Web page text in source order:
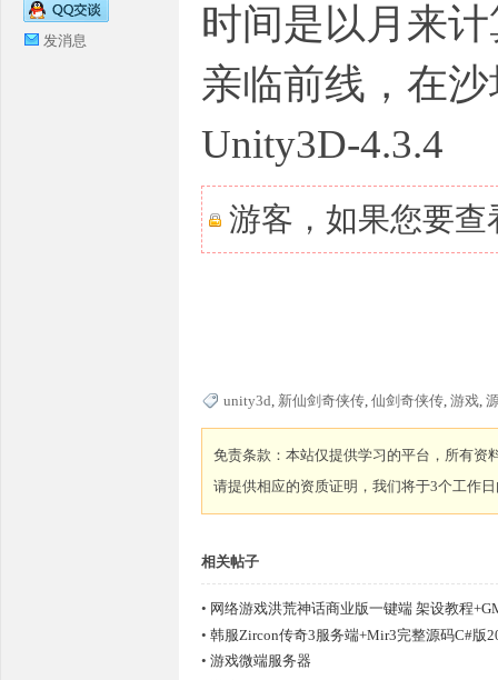
发消息
时间是以月来
亲临前线，在
Unity3D-4.3.4
游客，如果您要
unity3d, 新仙剑奇侠传, 仙剑奇侠传, 游戏,
免责条款：本站仅提供学习的平台，所有资
请提供相应的资质证明，我们将于3个工作
相关帖子
• 网络游戏洪荒神话商业版一键端 架设教程
• 韩服Zircon传奇3服务端+Mir3完整源码C#版
• 游戏微端服务器